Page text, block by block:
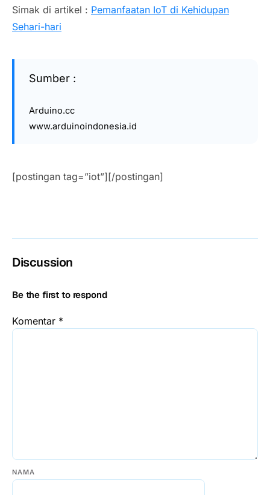
Simak di artikel : Pemanfaatan IoT di Kehidupan
Sehari-hari
Sumber :
Arduino.cc
www.arduinoindonesia.id
[postingan tag=”iot”][/postingan]
Discussion
Be the first to respond
Komentar *
NAMA